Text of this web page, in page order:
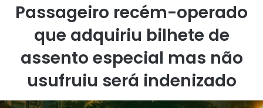
Passageiro recém-operado
que adquiriu bilhete de
assento especial mas não
usufruiu será indenizado